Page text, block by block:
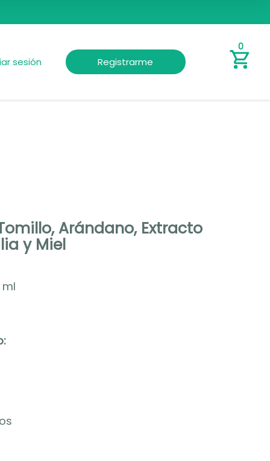
sesión Registrarme
0
Arándano, Extracto
y Miel
ml